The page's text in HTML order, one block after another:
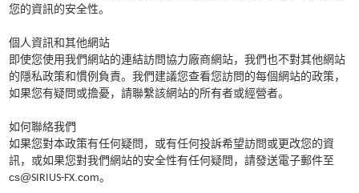
您的資訊的安全性。
個人資訊和其他網站
即使您使用我們網站的連結訪問協力廠商網站，我們也不對其他網站
的隱私政策和慣例負責。我們建議您查看您訪問的每個網站的政策，
如果您有疑問或擔憂，請聯繫該網站的所有者或經營者。
如何聯絡我們
如果您對本政策有任何疑問，或有任何投訴希望訪問或更改您的資
訊，或如果您對我們網站的安全性有任何疑問，請發送電子郵件至
cs@SIRIUS-FX.com。